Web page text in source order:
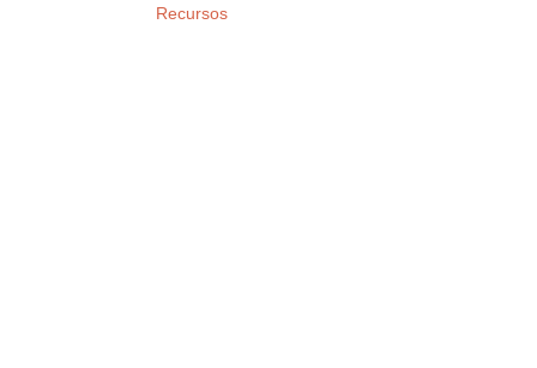
Recursos